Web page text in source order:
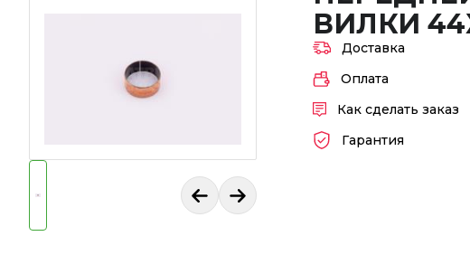
ВИЛКИ
Доставка
Оплата
Как сделать заказ
Гарантия